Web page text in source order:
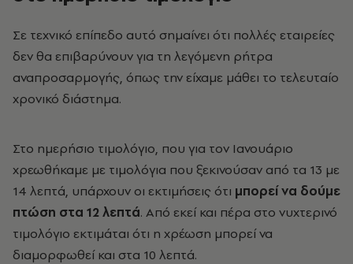
Σε τεχνικό επίπεδο αυτό σημαίνει ότι πολλές εταιρείες
δεν θα επιβαρύνουν για τη λεγόμενη ρήτρα
αναπροσαρμογής, όπως την είχαμε μάθει το τελευταίο
χρονικό διάστημα.
Στο ημερήσιο τιμολόγιο, που για τον Ιανουάριο
χρεωθήκαμε με τιμολόγια που ξεκινούσαν από τα 13 με
14 λεπτά, υπάρχουν οι εκτιμήσεις ότι μπορεί να δούμε
πτώση στα 12 λεπτά. Από εκεί και πέρα στο νυχτερινό
τιμολόγιο εκτιμάται ότι η χρέωση μπορεί να
διαμορφωθεί και στα 10 λεπτά.